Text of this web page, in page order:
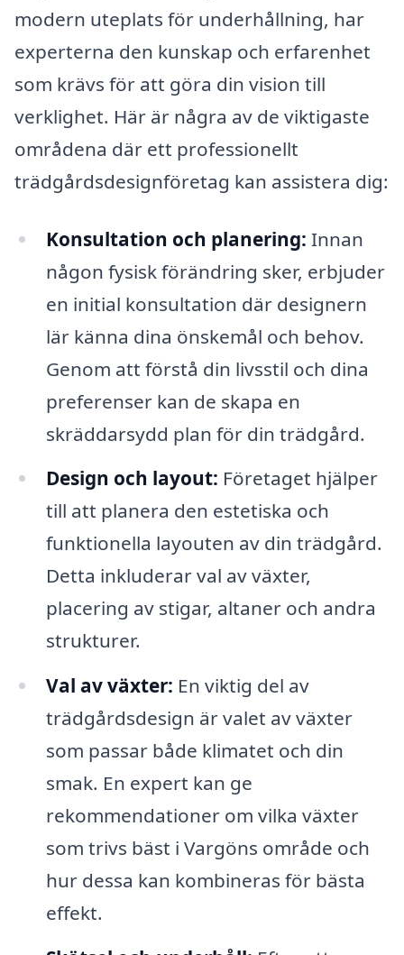
modern uteplats för underhållning, har
experterna den kunskap och erfarenhet
som krävs för att göra din vision till
verklighet. Här är några av de viktigaste
områdena där ett professionellt
trädgårdsdesignföretag kan assistera dig:
Konsultation och planering: Innan
någon fysisk förändring sker, erbjuder
en initial konsultation där designern
lär känna dina önskemål och behov.
Genom att förstå din livsstil och dina
preferenser kan de skapa en
skräddarsydd plan för din trädgård.
Design och layout: Företaget hjälper
till att planera den estetiska och
funktionella layouten av din trädgård.
Detta inkluderar val av växter,
placering av stigar, altaner och andra
strukturer.
Val av växter: En viktig del av
trädgårdsdesign är valet av växter
som passar både klimatet och din
smak. En expert kan ge
rekommendationer om vilka växter
som trivs bäst i Vargöns område och
hur dessa kan kombineras för bästa
effekt.